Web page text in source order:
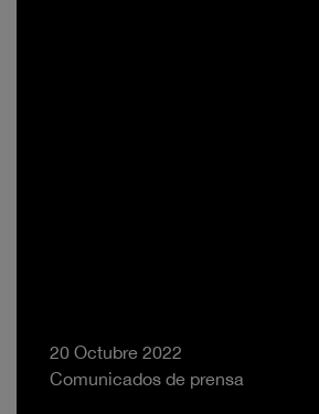
20 Octubre 2022
Comunicados de prensa